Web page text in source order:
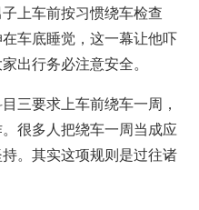
上车前按习惯绕车检查
车底睡觉，这一幕让他吓
出行务必注意安全。
三要求上车前绕车一周，
很多人把绕车一周当成应
。其实这项规则是过往诸